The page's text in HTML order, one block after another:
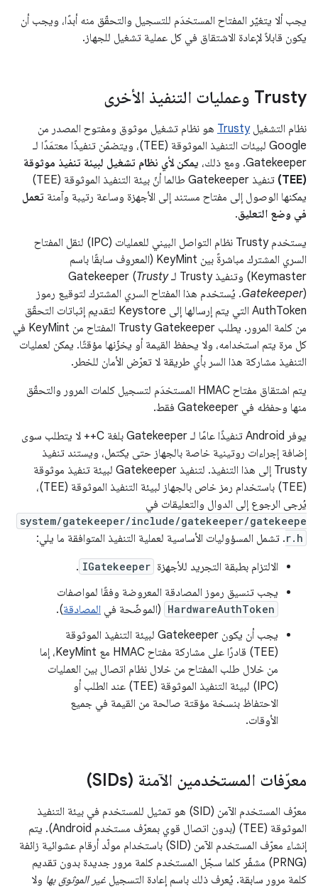
يجب ألا يتغيّر المفتاح المستخدَم للتسجيل والتحقّق منه أبدًا، ويجب أن
يكون قابلاً لإعادة الاشتقاق في كل عملية تشغيل للجهاز.
Trusty وعمليات التنفيذ الأخرى
نظام التشغيلTrusty هو نظام تشغيل موثوق ومفتوح المصدر من
Google لبيئات التنفيذ الموثوقة (TEE)، ويتضمّن تنفيذًا معتمَدًا لـ
Gatekeeper. ومع ذلك،
يمكن لأي نظام تشغيل لبيئة تنفيذ موثوقة
(TEE)
تنفيذ Gatekeeper طالما أنّ بيئة التنفيذ الموثوقة (TEE)
يمكنها الوصول إلى مفتاح مستند إلى الأجهزة وساعة رتيبة وآمنة تعمل
في وضع التعليق.
يستخدم Trusty نظام التواصل البيني للعمليات (IPC) لنقل المفتاح
السري المشترك مباشرةً بين KeyMint (المعروف سابقًا باسم
Keymaster) وتنفيذ Trusty لـ Gatekeeper (
Trusty
Gatekeeper). يُستخدم هذا المفتاح السري المشترك لتوقيع رموز
AuthToken التي يتم إرسالها إلى Keystore لتقديم إثباتات التحقّق
من كلمة المرور. يطلب Trusty Gatekeeper المفتاح من KeyMint في
كل مرة يتم استخدامه، ولا يحفظ القيمة أو يخزّنها مؤقتًا. يمكن لعمليات
التنفيذ مشاركة هذا السر بأي طريقة لا تعرّض الأمان للخطر.
يتم اشتقاق مفتاح HMAC المستخدَم لتسجيل كلمات المرور والتحقّق
منها وحفظه في Gatekeeper فقط.
يوفر Android تنفيذًا عامًا لـ Gatekeeper بلغة C++ لا يتطلب سوى
إضافة إجراءات روتينية خاصة بالجهاز حتى يكتمل، ويستند تنفيذ
Trusty إلى هذا التنفيذ. لتنفيذ Gatekeeper لبيئة تنفيذ موثوقة
(TEE) باستخدام رمز خاص بالجهاز لبيئة التنفيذ الموثوقة (TEE)،
يُرجى الرجوع إلى الدوال والتعليقات في
system/gatekeeper/include/gatekeeper/gatekeepe
r.h. تشمل المسؤوليات الأساسية لعملية التنفيذ المتوافقة ما يلي:
الالتزام بطبقة التجريد للأجهزة IGatekeeper
.
يجب تنسيق رموز المصادقة المعروضة وفقًا لمواصفات
HardwareAuthToken (الموضّحة في المصادقة).
يجب أن يكون Gatekeeper لبيئة التنفيذ الموثوقة
(TEE) قادرًا على مشاركة مفتاح HMAC مع KeyMint، إما
من خلال طلب المفتاح من خلال نظام اتصال بين العمليات
(IPC) لبيئة التنفيذ الموثوقة (TEE) عند الطلب أو
الاحتفاظ بنسخة مؤقتة صالحة من القيمة في جميع
الأوقات.
معرّفات المستخدمين الآمنة (SIDs)
معرّف المستخدم الآمن (SID) هو تمثيل للمستخدم في بيئة التنفيذ
الموثوقة (TEE) (بدون اتصال قوي بمعرّف مستخدم Android). يتم
إنشاء معرّف المستخدم الآمن (SID) باستخدام مولّد أرقام عشوائية زائفة
(PRNG) مشفّر كلما سجّل المستخدم كلمة مرور جديدة بدون تقديم
كلمة مرور سابقة. يُعرف ذلك باسم إعادة التسجيل غير الموثوق بها ولا